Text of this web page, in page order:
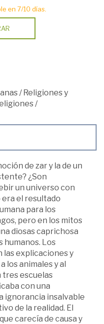
en 7/10 días.
/Religiones y
/
de zar y la de un
¿Son
un universo con
era el resultado
para los
pero en los mitos
diosas caprichosa
humanos. Los
explicaciones y
los animales y al
escuelas
con una
ignorancia insalvable
de la realidad. El
carecía de causa y